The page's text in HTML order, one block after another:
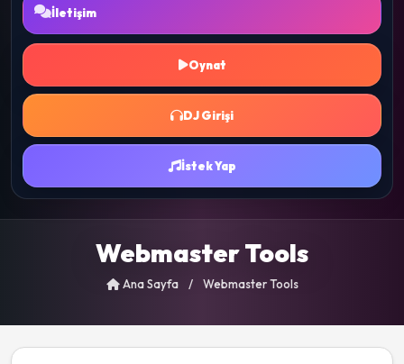
İletişim
Oynat
DJ Girişi
İstek Yap
Webmaster Tools
Ana Sayfa / Webmaster Tools